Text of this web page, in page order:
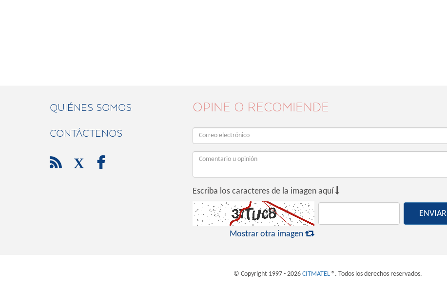
QUIÉNES SOMOS
CONTÁCTENOS
 X 
OPINE O RECOMIENDE
Escriba los caracteres de la imagen aquí 
Mostrar otra imagen 
ENVIAR
© Copyright 1997 - 2026 CITMATEL®. Todos los derechos reservados.